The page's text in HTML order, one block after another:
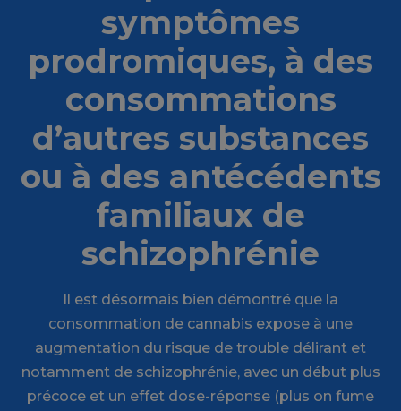
symptômes
prodromiques, à des
consommations
d’autres substances
ou à des antécédents
familiaux de
schizophrénie
Il est désormais bien démontré que la
consommation de cannabis expose à une
augmentation du risque de trouble délirant et
notamment de schizophrénie, avec un début plus
précoce et un effet dose-réponse (plus on fume